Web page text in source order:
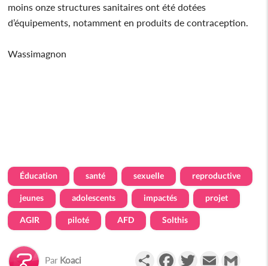
moins onze structures sanitaires ont été dotées
d’équipements, notamment en produits de contraception.
Wassimagnon
Éducation santé sexuelle reproductive
jeunes adolescents impactés projet
AGIR piloté AFD Solthis
Par Koaci PartagerFacebookTwitterEmail